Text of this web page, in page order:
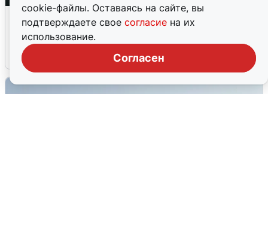
cookie-файлы. Оставаясь на сайте, вы
подтверждаете свое согласие на их
использование.
Согласен
Ночная атака БПЛА на Ярославль:
попадания и последствия
6 августа